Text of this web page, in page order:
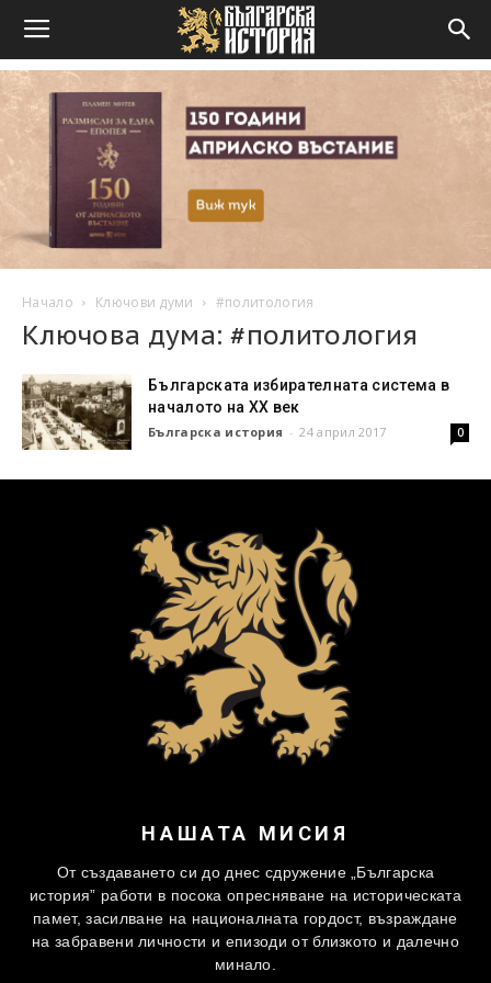
Начало Ключови думи #политология
Ключова дума: #политология
Българската избирателната система в
началото на ХХ век
Българска история - 24 април 2017 0
НАШАТА МИСИЯ
От създаването си до днес сдружение „Българска
история” работи в посока опресняване на историческата
памет, засилване на националната гордост, възраждане
на забравени личности и епизоди от близкото и далечно
минало.